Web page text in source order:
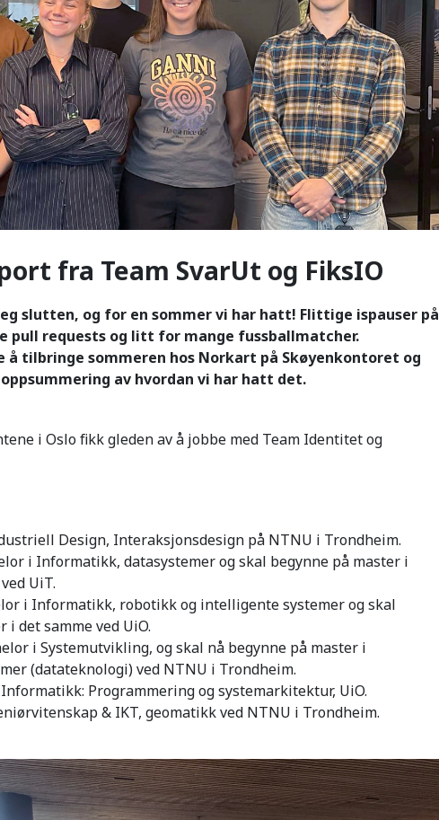
fra Team SvarUt og FiksIO
slutten, og for en sommer vi har hatt! Flittige ispauser på
pull requests og litt for mange fussballmatcher.
å tilbringe sommeren hos Norkart på Skøyenkontoret og
av hvordan vi har hatt det.
i Oslo fikk gleden av å jobbe med Team Identitet og
Design, Interaksjonsdesign på NTNU i Trondheim.
i Informatikk, datasystemer og skal begynne på master i
UiT.
i Informatikk, robotikk og intelligente systemer og skal
i det samme ved UiO.
i Systemutvikling, og skal nå begynne på master i
(datateknologi) ved NTNU i Trondheim.
Programmering og systemarkitektur, UiO.
& IKT, geomatikk ved NTNU i Trondheim.